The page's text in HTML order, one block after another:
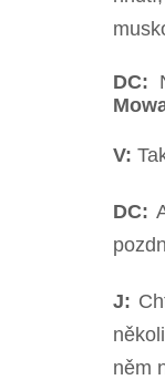
DC:
V:
DC:
J:
něm